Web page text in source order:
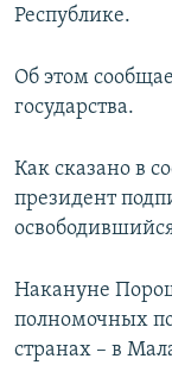
Республике.
Об этом
государства.
Как сказано в
президент
Накануне
полномочных
странах – в